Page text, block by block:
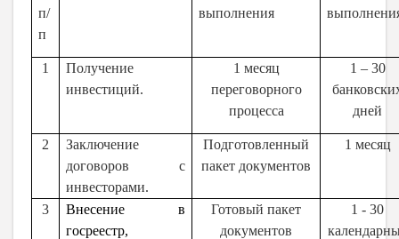
п/
п
выполнения
1
Получение
инвестиций.
1 месяц
переговорного
процесса
1 – 30
дней
2
Заключение
договоров с
инвесторами.
Подготовленный
пакет документов
1 месяц
3
Внесение в
госреестр,
Готовый пакет
документов
1 - 30